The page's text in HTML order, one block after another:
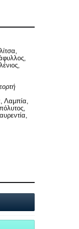
Λαμπία,